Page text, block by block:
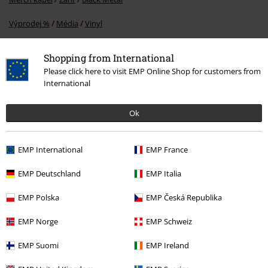
Shopping from International
Please click here to visit EMP Online Shop for customers from
International
Ok
EMP International EMP France
EMP Deutschland EMP Italia
EMP Polska EMP Česká Republika
EMP Norge EMP Schweiz
EMP Suomi EMP Ireland
Výprodej % Média Vinyl
Získejte 20% slevový poukaz, když se přihlásíte
Tímto souhlasím se zasíláním EMP Newslettru a souhlasím s tím, že
pravidelně mi posílat informace o svých produktech. Mé osobní údaje
Můj souhlas mohu kdykoliv odvolat na odhlašovací odkaz/link.